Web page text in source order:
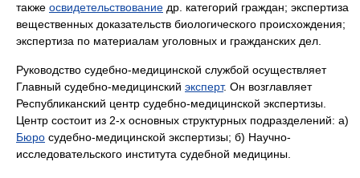
также освидетельствование др. категорий граждан; экспертиза
вещественных доказательств биологического происхождения;
экспертиза по материалам уголовных и гражданских дел.
Руководство судебно-медицинской службой осуществляет
Главный судебно-медицинский эксперт. Он возглавляет
Республиканский центр судебно-медицинской экспертизы.
Центр состоит из 2-х основных структурных подразделений: а)
Бюро судебно-медицинской экспертизы; б) Научно-
исследовательского института судебной медицины.